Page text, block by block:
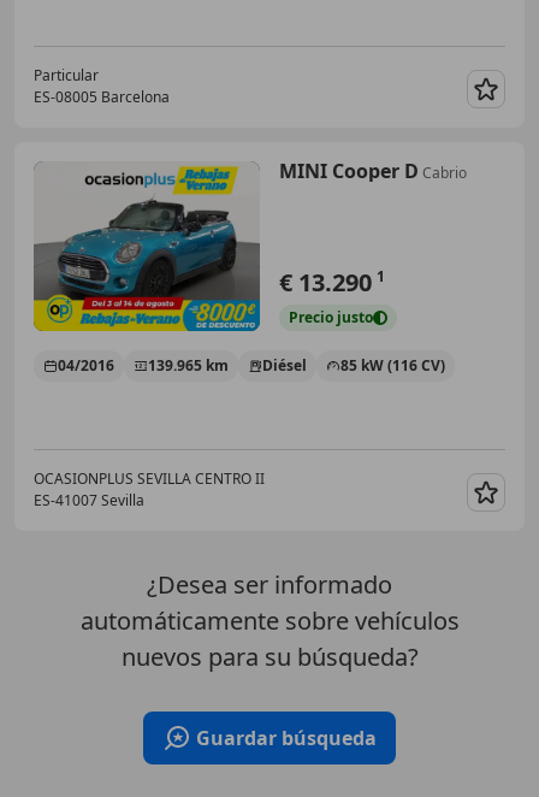
Particular
ES-08005 Barcelona
MINI Cooper D Cabrio
€ 13.290 1
Precio justo
04/2016 139.965 km Diésel 85 kW (116 CV)
OCASIONPLUS SEVILLA CENTRO II
ES-41007 Sevilla
¿Desea ser informado
automáticamente sobre vehículos
nuevos para su búsqueda?
Guardar búsqueda